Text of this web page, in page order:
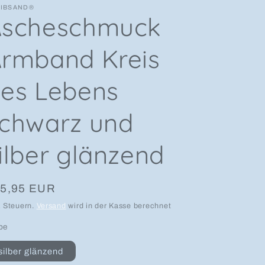
Kreis
Lebens
und
glänzend
Preis
EUR
Steuern. Versand wird in der Kasse berechnet
glänzend